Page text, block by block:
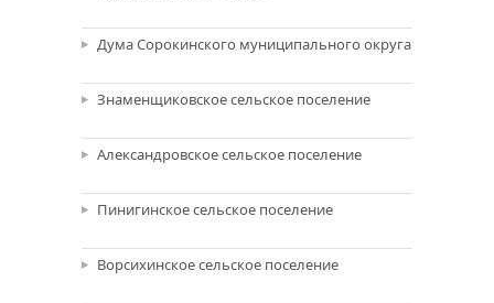
Дума Сорокинского муниципального округа
Знаменщиковское сельское поселение
Александровское сельское поселение
Пинигинское сельское поселение
Ворсихинское сельское поселение